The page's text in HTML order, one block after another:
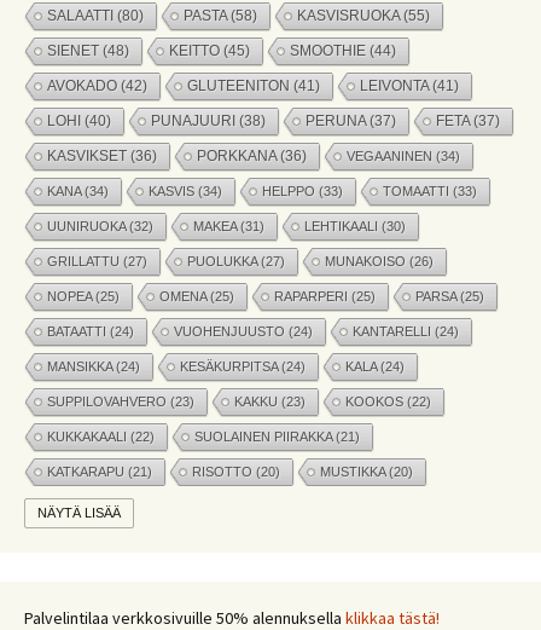
SALAATTI (80) PASTA(58) KASVISRUOKA(55)
SIENET (48) KEITTO (45) SMOOTHIE (44)
AVOKADO (42) GLUTEENITON (41) LEIVONTA(41)
LOHI (40) PUNAJUURI (38) PERUNA(37) FETA(37)
KASVIKSET (36) PORKKANA(36) VEGAANINEN (34)
KANA(34) KASVIS (34) HELPPO (33) TOMAATTI (33)
UUNIRUOKA(32) MAKEA(31) LEHTIKAALI (30)
GRILLATTU (27) PUOLUKKA(27) MUNAKOISO (26)
NOPEA(25) OMENA(25) RAPARPERI (25) PARSA(25)
BATAATTI (24) VUOHENJUUSTO (24) KANTARELLI (24)
MANSIKKA(24) KESÄKURPITSA(24) KALA(24)
SUPPILOVAHVERO (23) KAKKU (23) KOOKOS (22)
KUKKAKAALI (22) SUOLAINEN PIIRAKKA(21)
KATKARAPU (21) RISOTTO (20) MUSTIKKA(20)
MARJAT(19)
JÄLKIRUOKA (17) PAPRIKA (17) COUSCOUS (17)
NÄYTÄ LISÄÄ
Palvelintilaa verkkosivuille 50% alennuksella klikkaa tästä!